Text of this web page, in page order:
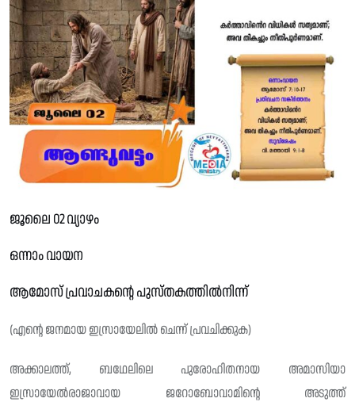
ജൂലൈ 02 വ്യാഴം
ഒന്നാം വായന
ആമോസ് പ്രവാചകൻ്റെ പുസ്‌തകത്തിൽനിന്ന്
(എന്റെ ജനമായ ഇസ്രായേലിൽ ചെന്ന് പ്രവചിക്കുക)
അക്കാലത്ത്, ബഥേലിലെ പുരോഹിതനായ അമാസിയാ
ഇസ്രായേൽരാജാവായ ജറോബോവാമിന്റെ അടുത്ത്